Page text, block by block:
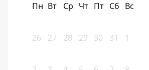
Пн Вт Ср Чт Пт Сб Вс
26 27 28 29 30 31 1